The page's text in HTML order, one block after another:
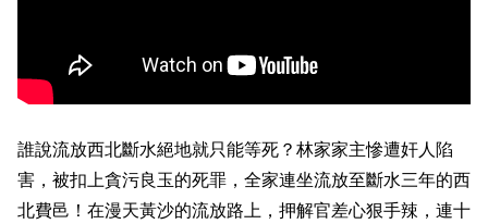
誰說流放西北斷水絕地就只能等死？林家家主慘遭奸人陷
害，被扣上貪污良玉的死罪，全家連坐流放至斷水三年的西
北費邑！在漫天黃沙的流放路上，押解官差心狠手辣，連十